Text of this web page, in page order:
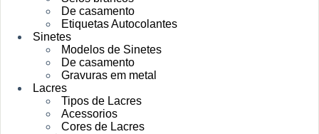
De casamento
Etiquetas Autocolantes
Sinetes
Modelos de Sinetes
De casamento
Gravuras em metal
Lacres
Tipos de Lacres
Acessorios
Cores de Lacres